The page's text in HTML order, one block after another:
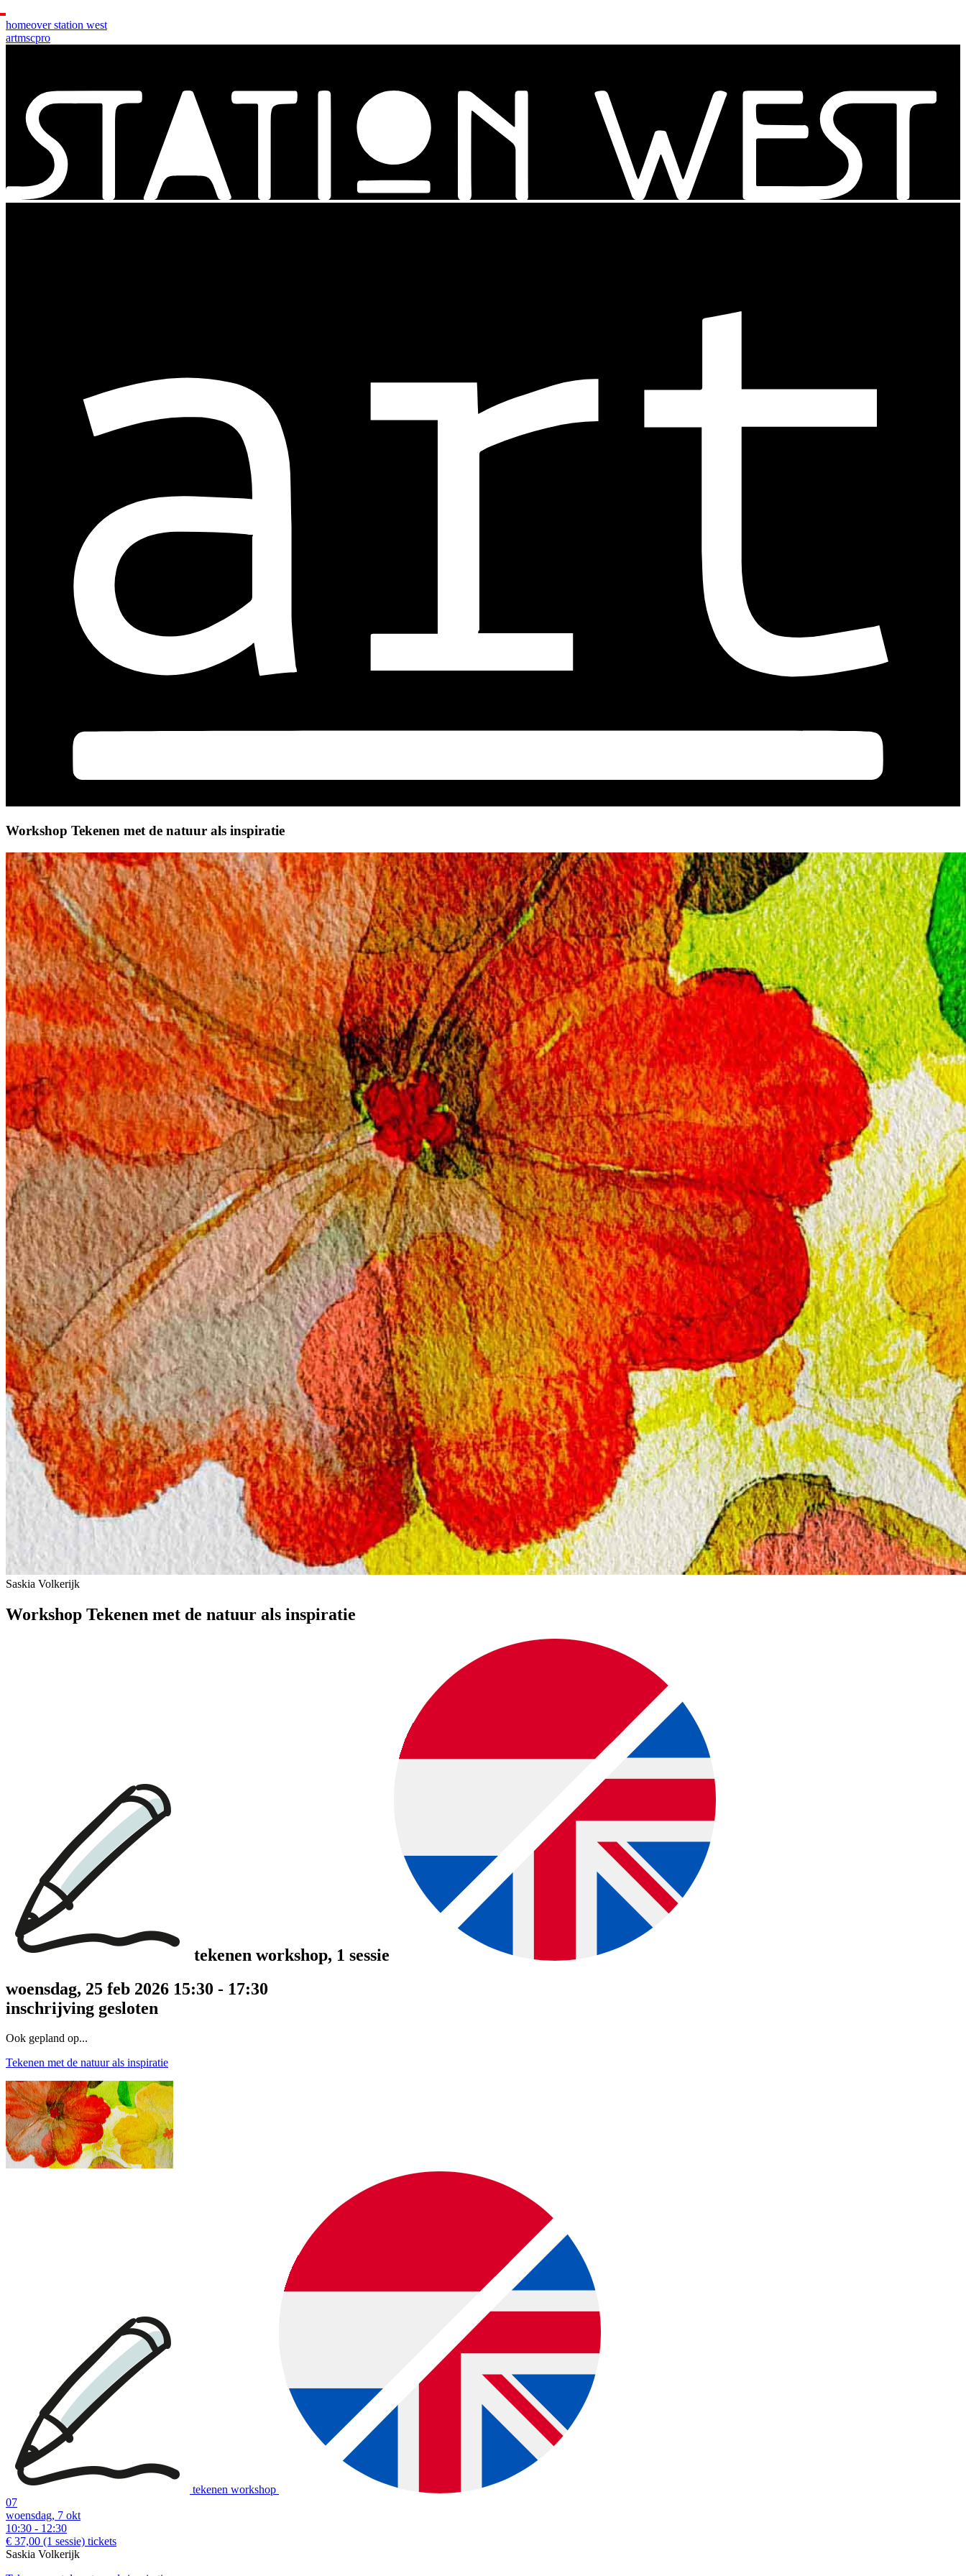
homeover station west
artmscpro
Workshop Tekenen met de natuur als inspiratie
Saskia Volkerijk
Workshop Tekenen met de natuur als inspiratie
tekenen workshop, 1 sessie
woensdag, 25 feb 2026 15:30 - 17:30
inschrijving gesloten
Ook gepland op...
Tekenen met de natuur als inspiratie
tekenen workshop
07
woensdag, 7 okt
10:30 - 12:30
€ 37,00 (1 sessie) tickets
Saskia Volkerijk